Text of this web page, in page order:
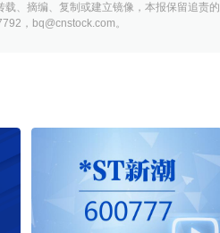
、摘编、复制或建立镜像，本报保留追责的
，bq@cnstock.com。